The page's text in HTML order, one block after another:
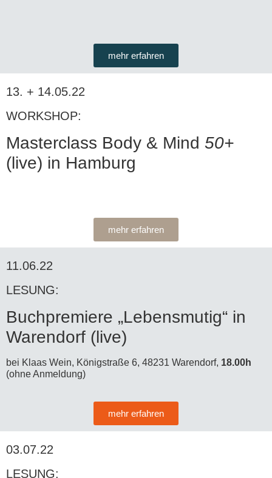
mehr erfahren
13. + 14.05.22
WORKSHOP:
Masterclass Body & Mind 50+
(live) in Hamburg
mehr erfahren
11.06.22
LESUNG:
Buchpremiere „Lebensmutig“ in
Warendorf (live)
bei Klaas Wein, Königstraße 6, 48231 Warendorf, 18.00h
(ohne Anmeldung)
mehr erfahren
03.07.22
LESUNG: